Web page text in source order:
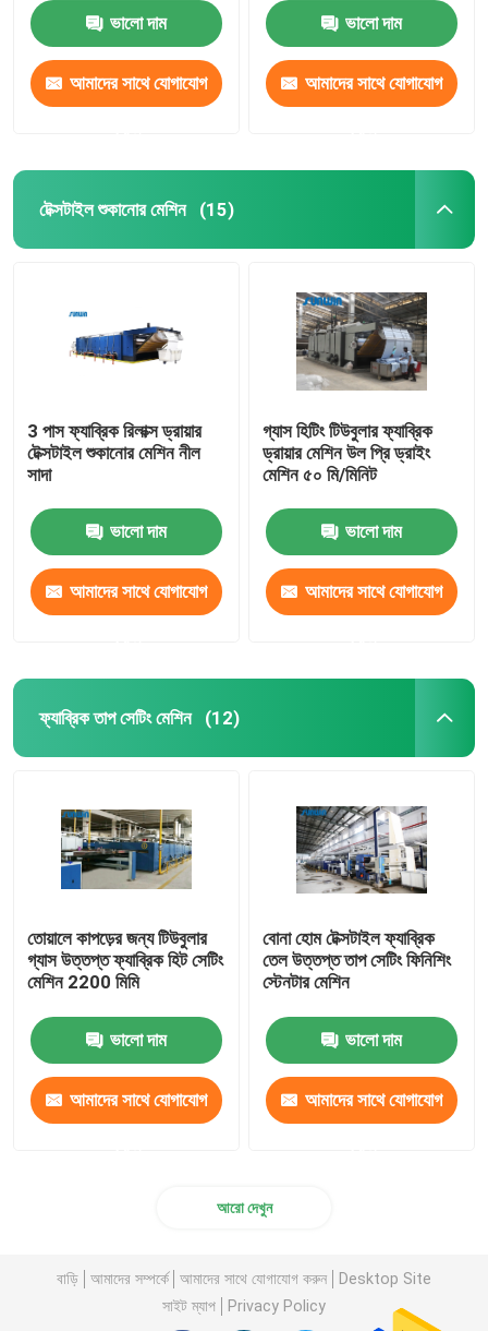
ভালো দাম
আমাদের সাথে যোগাযোগ
ভালো দাম
আমাদের সাথে যোগাযোগ
টেক্সটাইল শুকানোর মেশিন (15)
3 পাস ফ্যাব্রিক রিলাক্স ড্রায়ার
টেক্সটাইল শুকানোর মেশিন নীল
সাদা
ভালো দাম
আমাদের সাথে যোগাযোগ
গ্যাস হিটিং টিউবুলার ফ্যাব্রিক
ড্রায়ার মেশিন উল প্রি ড্রাইং
মেশিন ৫০ মি/মিনিট
ভালো দাম
আমাদের সাথে যোগাযোগ
ফ্যাব্রিক তাপ সেটিং মেশিন (12)
তোয়ালে কাপড়ের জন্য টিউবুলার
গ্যাস উত্তপ্ত ফ্যাব্রিক হিট সেটিং
মেশিন 2200 মিমি
ভালো দাম
আমাদের সাথে যোগাযোগ
বোনা হোম টেক্সটাইল ফ্যাব্রিক
তেল উত্তপ্ত তাপ সেটিং ফিনিশিং
স্টেনটার মেশিন
ভালো দাম
আমাদের সাথে যোগাযোগ
আরো দেখুন
বাড়ি আমাদের সম্পর্কে আমাদের সাথে যোগাযোগ করুন
Desktop Site
সাইট ম্যাপ
Privacy Policy